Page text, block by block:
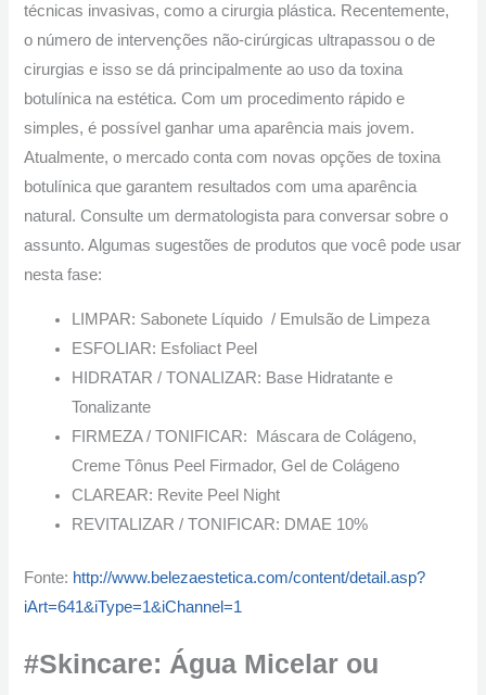
técnicas invasivas, como a cirurgia plástica. Recentemente,
o número de intervenções não-cirúrgicas ultrapassou o de
cirurgias e isso se dá principalmente ao uso da toxina
botulínica na estética. Com um procedimento rápido e
simples, é possível ganhar uma aparência mais jovem.
Atualmente, o mercado conta com novas opções de toxina
botulínica que garantem resultados com uma aparência
natural. Consulte um dermatologista para conversar sobre o
assunto. Algumas sugestões de produtos que você pode usar
nesta fase:
LIMPAR: Sabonete Líquido / Emulsão de Limpeza
ESFOLIAR: Esfoliact Peel
HIDRATAR / TONALIZAR: Base Hidratante e
Tonalizante
FIRMEZA / TONIFICAR: Máscara de Colágeno,
Creme Tônus Peel Firmador, Gel de Colágeno
CLAREAR: Revite Peel Night
REVITALIZAR / TONIFICAR: DMAE 10%
Fonte: http://www.belezaestetica.com/content/detail.asp?
iArt=641&iType=1&iChannel=1
#Skincare: Água Micelar ou